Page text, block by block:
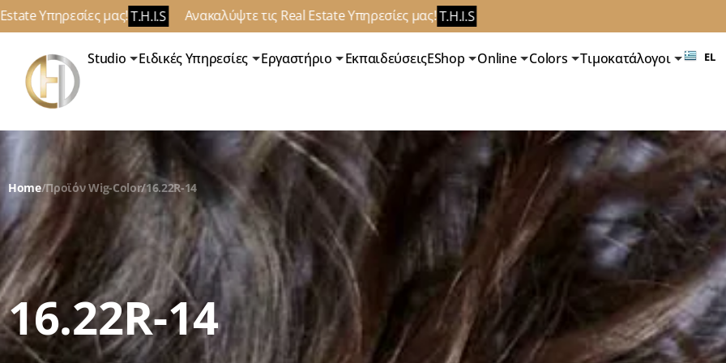
μας!T.H.I.S Ανακαλύψτε τις Real Estate Υπηρεσίες μας!T.H.I.S
Studio Ειδικές Υπηρεσίες Εργαστήριο ΕκπαιδεύσειςEShop Online Colors Τιμοκατάλογοι EL
Home/Προϊόν Wig-Color/16.22R-14
16.22R-14